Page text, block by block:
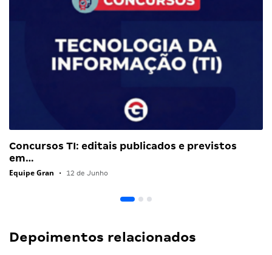
Concursos TI: editais publicados e previstos
em…
Equipe Gran • 12 de Junho
Depoimentos relacionados